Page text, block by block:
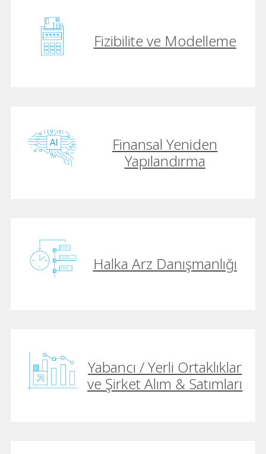
Fizibilite ve Modelleme
Finansal Yeniden
Yapılandırma
Halka Arz Danışmanlığı
Yabancı / Yerli Ortaklıklar
ve Şirket Alım & Satımları